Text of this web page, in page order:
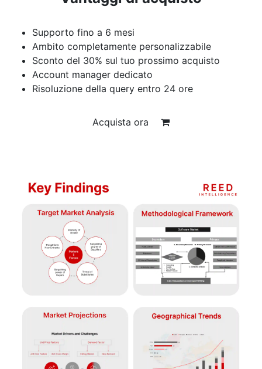
Supporto fino a 6 mesi
Ambito completamente personalizzabile
Sconto del 30% sul tuo prossimo acquisto
Account manager dedicato
Risoluzione della query entro 24 ore
Acquista ora